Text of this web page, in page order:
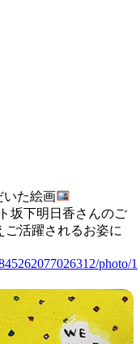
いた絵画
坂下明日香さんのご
ご活躍されるお姿に
photo/1